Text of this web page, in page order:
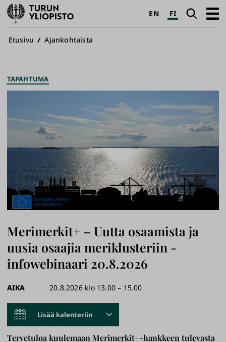
Turun
yliopisto
EN FI Haku
Avaa
Murupolku
Etusivu Ajankohtaista
TAPAHTUMA
Merimerkit+ – Uutta osaamista ja
uusia osaajia meriklusteriin -
infowebinaari 20.8.2026
AIKA 20.8.2026 klo 13.00 – 15.00
Lisää kalenteriin
Tervetuloa kuulemaan Merimerkit+-hankkeen tulevasta